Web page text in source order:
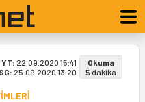
YT: 22.09.2020 15:41
SG: 25.09.2020 13:20
Okuma
5 dakika